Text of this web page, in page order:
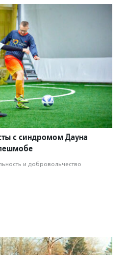
с синдромом Дауна
и доброволь­чест­во